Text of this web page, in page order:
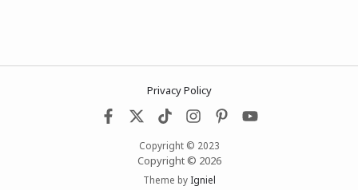
Privacy Policy
Copyright © 2023
Copyright © 2026
Theme by Igniel